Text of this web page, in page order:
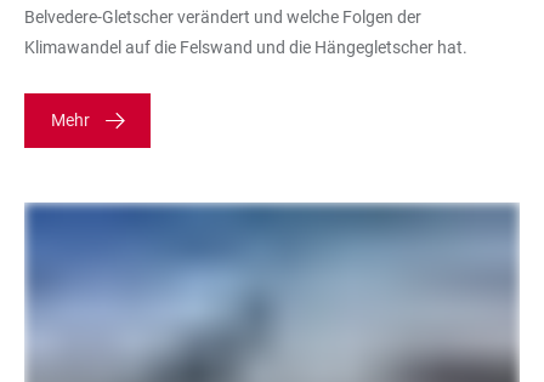
Belvedere-Gletscher verändert und welche Folgen der
Klimawandel auf die Felswand und die Hängegletscher hat.
Mehr